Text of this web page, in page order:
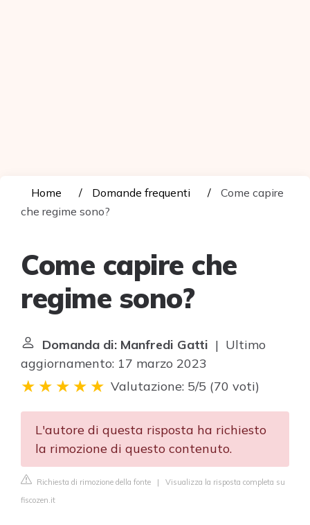
Home Domande frequenti
Come capire
che regime sono?
Come capire che
regime sono?
Domanda di: Manfredi Gatti | Ultimo
aggiornamento: 17 marzo 2023
Valutazione: 5/5 (70 voti)
L'autore di questa risposta ha richiesto
la rimozione di questo contenuto.
Richiesta di rimozione della fonte | Visualizza la risposta completa su
fiscozen.it